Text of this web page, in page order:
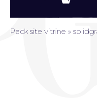
Pack site vitrine »